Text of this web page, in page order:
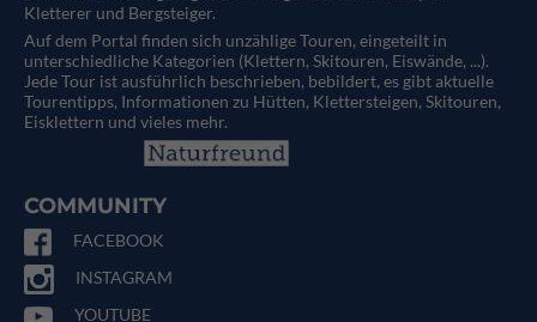
Kletterer und Bergsteiger.
Auf dem Portal finden sich unzählige Touren, eingeteilt in
unterschiedliche Kategorien (Klettern, Skitouren, Eiswände, ...).
Jede Tour ist ausführlich beschrieben, bebildert, es gibt aktuelle
Tourentipps, Informationen zu Hütten, Klettersteigen, Skitouren,
Eisklettern und vieles mehr.
COMMUNITY
FACEBOOK
INSTAGRAM
YOUTUBE